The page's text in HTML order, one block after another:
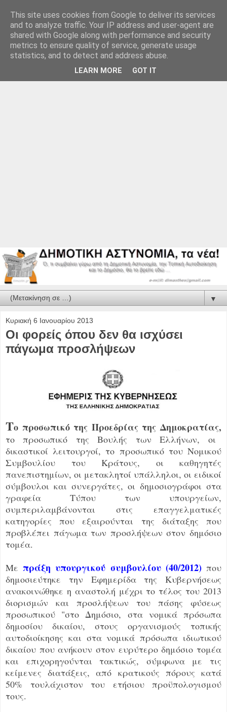
▼
Κυριακή 6 Ιανουαρίου 2013
Οι φορείς όπου δεν θα ισχύσει
πάγωμα προσλήψεων
Το προσωπικό της Προεδρίας της Δημοκρατίας,
το προσωπικό της Βουλής των Ελλήνων, οι
δικαστικοί λειτουργοί, το προσωπικό του Νομικού
Συμβουλίου του Κράτους, οι καθηγητές
πανεπιστημίων, οι μετακλητοί υπάλληλοι, οι ειδικοί
σύμβουλοι και συνεργάτες, οι δημοσιογράφοι στα
γραφεία Τύπου των υπουργείων,
συμπεριλαμβάνονται στις επαγγελματικές
κατηγορίες που εξαιρούνται της διάταξης που
προβλέπει πάγωμα των προσλήψεων στον δημόσιο
τομέα.
Μεπράξη υπουργικού συμβουλίου (40/2012)που
δημοσιεύτηκε την Εφημερίδα της Κυβερνήσεως
ανακοινώθηκε η αναστολή μέχρι το τέλος του 2013
διορισμών και προσλήψεων του πάσης φύσεως
προσωπικού "στο Δημόσιο, στα νομικά πρόσωπα
δημοσίου δικαίου, στους οργανισμούς τοπικής
αυτοδιοίκησης και στα νομικά πρόσωπα ιδιωτικού
δικαίου που ανήκουν στον ευρύτερο δημόσιο τομέα
και επιχορηγούνται τακτικώς, σύμφωνα με τις
κείμενες διατάξεις, από κρατικούς πόρους κατά
50% τουλάχιστον του ετήσιου προϋπολογισμού
τους.
This site uses cookies from Google to deliver its services
and to analyze traffic. Your IP address and user-agent are
shared with Google along with performance and security
metrics to ensure quality of service, generate usage
statistics, and to detect and address abuse.
LEARN MORE GOT IT